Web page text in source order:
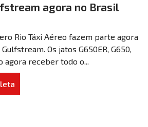
agora no Brasil
Rio Táxi Aéreo fazem parte agora
Os jatos G650ER, G650,
agora receber todo o...